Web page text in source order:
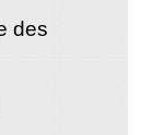
des